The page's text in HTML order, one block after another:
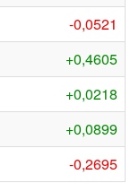
-0,0521
+0,4605
+0,0218
+0,0899
-0,2695